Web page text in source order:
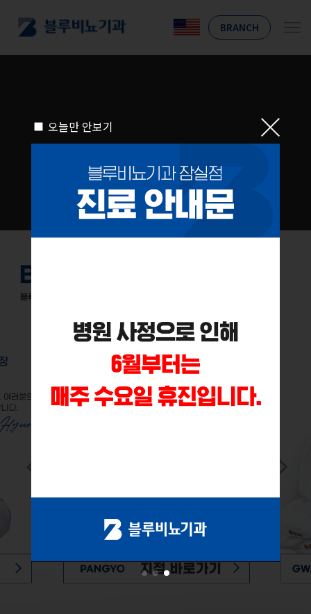
BRANCH
오늘만 안보기